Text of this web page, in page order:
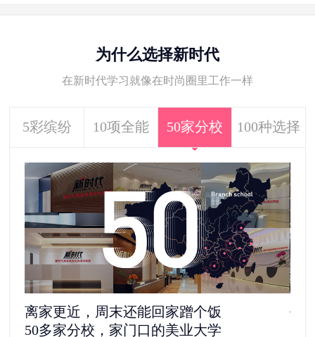
为什么选择新时代
在新时代学习就像在时尚圈里工作一样
5彩缤纷 10项全能 50家分校 100种选择
去剧组见“爱豆”，还是自己做老板
1100多家合作单位，给你100种选择